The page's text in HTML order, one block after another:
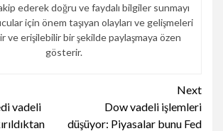
ederek doğru ve faydalı bilgiler sunmayı
için önem taşıyan olayları ve gelişmeleri
ve erişilebilir bir şekilde paylaşmaya özen
gösterir.
vadeli
Next
Dow vadeli işlemleri
düşüyor: Piyasalar bunu Fed